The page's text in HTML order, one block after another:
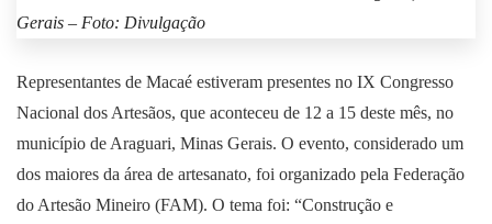
Gerais – Foto: Divulgação
Representantes de Macaé estiveram presentes no IX Congresso
Nacional dos Artesãos, que aconteceu de 12 a 15 deste mês, no
município de Araguari, Minas Gerais. O evento, considerado um
dos maiores da área de artesanato, foi organizado pela Federação
do Artesão Mineiro (FAM). O tema foi: “Construção e